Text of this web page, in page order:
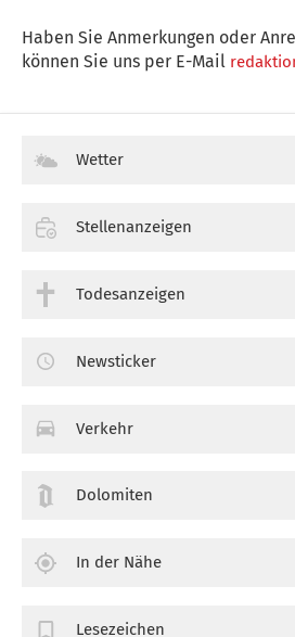
Haben Sie Anmerkungen oder
können Sie uns per E-Mail
Wetter
Stellenanzeigen
Todesanzeigen
Newsticker
Verkehr
Dolomiten
In der Nähe
Lesezeichen